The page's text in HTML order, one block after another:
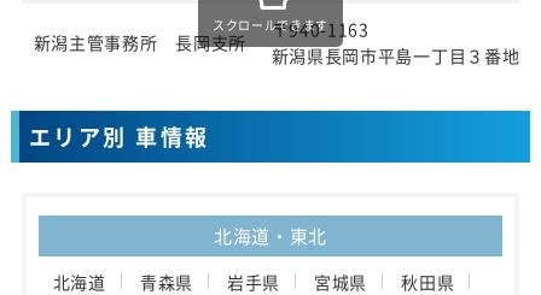
新潟主管事務所 長岡支所
〒940-1163
新潟県長岡市平島一丁目３番地
スクロールできます
エリア別 車情報
北海道・東北
北海道 青森県 岩手県 宮城県
秋田県